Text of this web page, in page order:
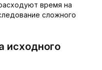
время на
сложного
исходного